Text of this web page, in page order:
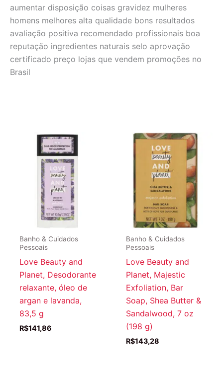
aumentar disposição coisas gravidez mulheres
homens melhores alta qualidade bons resultados
avaliação positiva recomendado profissionais boa
reputação ingredientes naturais selo aprovação
certificado preço lojas que vendem promoções no
Brasil
Banho & Cuidados
Pessoais
Love Beauty and
Planet, Desodorante
relaxante, óleo de
argan e lavanda,
83,5 g
R$141,86
Banho & Cuidados
Pessoais
Love Beauty and
Planet, Majestic
Exfoliation, Bar
Soap, Shea Butter &
Sandalwood, 7 oz
(198 g)
R$143,28